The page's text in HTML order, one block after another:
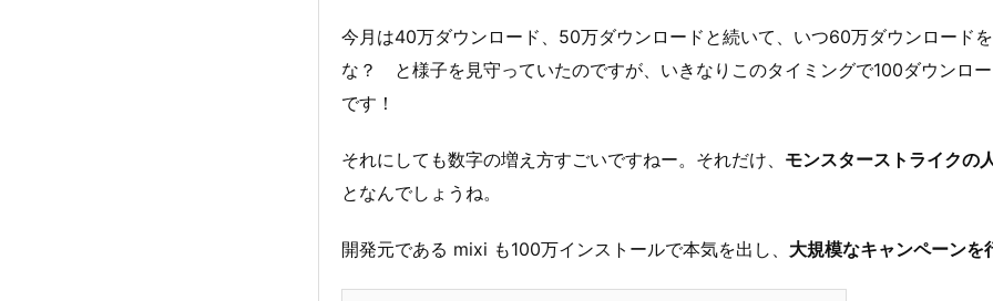
今月は40万ダウンロード、50万ダウンロードと続いて、いつ60万ダウンロード
な？ と様子を見守っていたのですが、いきなりこのタイミングで100ダウンロー
です！
それにしても数字の増え方すごいですねー。それだけ、 モンスターストライクの
となんでしょうね。
開発元である mixi も100万インストールで本気を出し、 大規模なキャンペーンを